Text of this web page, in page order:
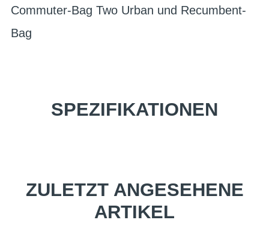
Commuter-Bag Two Urban und Recumbent-
Bag
SPEZIFIKATIONEN
ZULETZT ANGESEHENE
ARTIKEL